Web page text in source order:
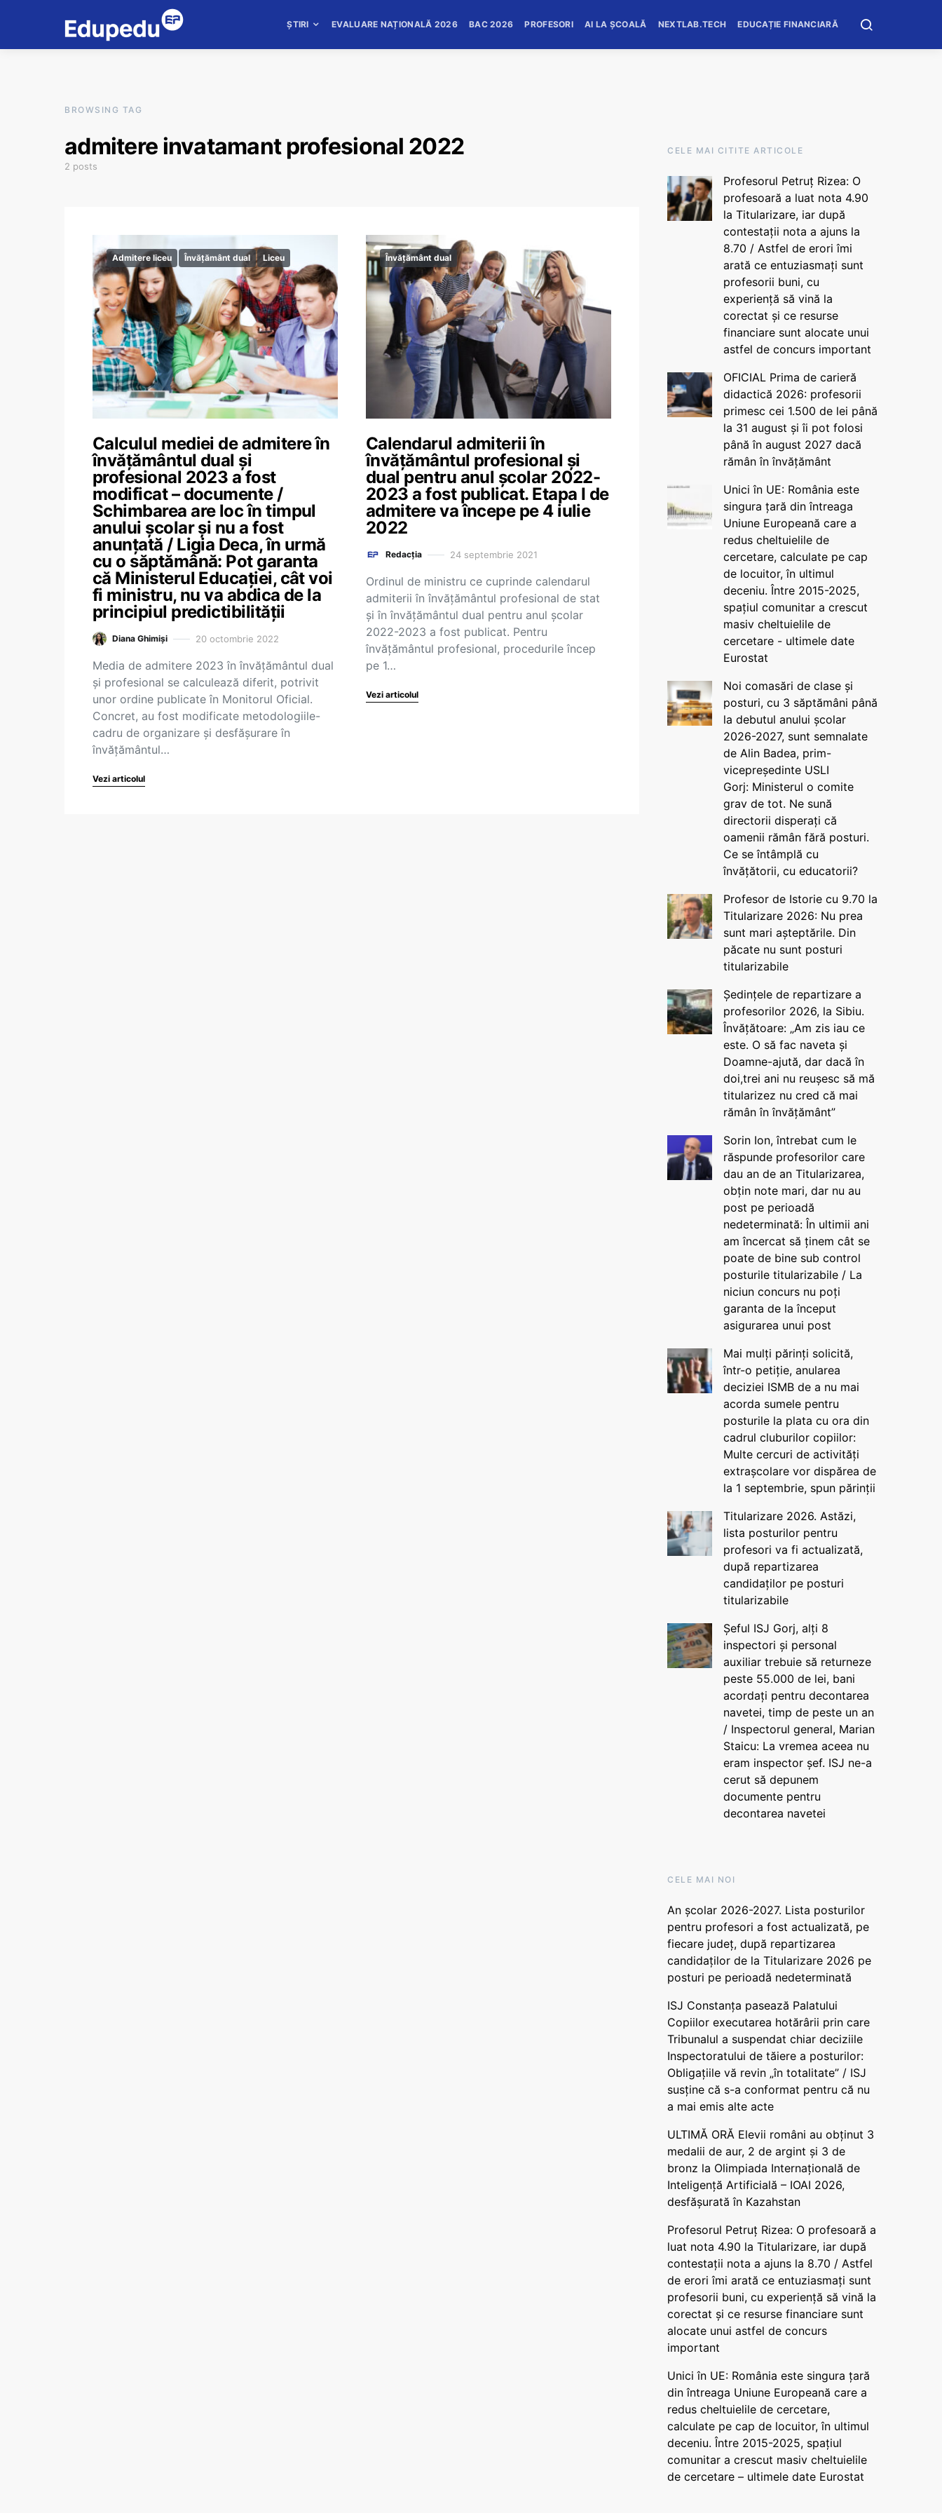
ȘTIRI EVALUARE NAȚIONALĂ 2026 BAC 2026 PROFESORI AI LA ȘCOALĂ NEXTLAB.TECH EDUCAȚIE FINANCIARĂ
BROWSING TAG
admitere invatamant profesional 2022
2 posts
Admitere liceu Învățământ dual Liceu
Calculul mediei de admitere în
învățământul dual și
profesional 2023 a fost
modificat – documente /
Schimbarea are loc în timpul
anului școlar și nu a fost
anunțată / Ligia Deca, în urmă
cu o săptămână: Pot garanta
că Ministerul Educației, cât voi
fi ministru, nu va abdica de la
principiul predictibilității
Diana Ghimiși 20 octombrie 2022
Media de admitere 2023 în învățământul dual
și profesional se calculează diferit, potrivit
unor ordine publicate în Monitorul Oficial.
Concret, au fost modificate metodologiile-
cadru de organizare și desfășurare în
învățământul…
Vezi articolul
Învățământ dual
Calendarul admiterii în
învățământul profesional și
dual pentru anul școlar 2022-
2023 a fost publicat. Etapa I de
admitere va începe pe 4 iulie
2022
Redacția 24 septembrie 2021
Ordinul de ministru ce cuprinde calendarul
admiterii în învățământul profesional de stat
și în învățământul dual pentru anul școlar
2022-2023 a fost publicat. Pentru
învățământul profesional, procedurile încep
pe 1…
Vezi articolul
CELE MAI CITITE ARTICOLE
Profesorul Petruț Rizea: O
profesoară a luat nota 4.90
la Titularizare, iar după
contestații nota a ajuns la
8.70 / Astfel de erori îmi
arată ce entuziasmați sunt
profesorii buni, cu
experiență să vină la
corectat și ce resurse
financiare sunt alocate unui
astfel de concurs important
OFICIAL Prima de carieră
didactică 2026: profesorii
primesc cei 1.500 de lei până
la 31 august și îi pot folosi
până în august 2027 dacă
rămân în învățământ
Unici în UE: România este
singura țară din întreaga
Uniune Europeană care a
redus cheltuielile de
cercetare, calculate pe cap
de locuitor, în ultimul
deceniu. Între 2015-2025,
spațiul comunitar a crescut
masiv cheltuielile de
cercetare - ultimele date
Eurostat
Noi comasări de clase și
posturi, cu 3 săptămâni până
la debutul anului școlar
2026-2027, sunt semnalate
de Alin Badea, prim-
vicepreședinte USLI
Gorj: Ministerul o comite
grav de tot. Ne sună
directorii disperați că
oamenii rămân fără posturi.
Ce se întâmplă cu
învățătorii, cu educatorii?
Profesor de Istorie cu 9.70 la
Titularizare 2026: Nu prea
sunt mari așteptările. Din
păcate nu sunt posturi
titularizabile
Ședințele de repartizare a
profesorilor 2026, la Sibiu.
Învățătoare: „Am zis iau ce
este. O să fac naveta și
Doamne-ajută, dar dacă în
doi,trei ani nu reușesc să mă
titularizez nu cred că mai
rămân în învățământ”
Sorin Ion, întrebat cum le
răspunde profesorilor care
dau an de an Titularizarea,
obțin note mari, dar nu au
post pe perioadă
nedeterminată: În ultimii ani
am încercat să ținem cât se
poate de bine sub control
posturile titularizabile / La
niciun concurs nu poți
garanta de la început
asigurarea unui post
Mai mulți părinți solicită,
într-o petiție, anularea
deciziei ISMB de a nu mai
acorda sumele pentru
posturile la plata cu ora din
cadrul cluburilor copiilor:
Multe cercuri de activități
extrașcolare vor dispărea de
la 1 septembrie, spun părinții
Titularizare 2026. Astăzi,
lista posturilor pentru
profesori va fi actualizată,
după repartizarea
candidaților pe posturi
titularizabile
Șeful ISJ Gorj, alți 8
inspectori și personal
auxiliar trebuie să returneze
peste 55.000 de lei, bani
acordați pentru decontarea
navetei, timp de peste un an
/ Inspectorul general, Marian
Staicu: La vremea aceea nu
eram inspector șef. ISJ ne-a
cerut să depunem
documente pentru
decontarea navetei
CELE MAI NOI
An școlar 2026-2027. Lista posturilor
pentru profesori a fost actualizată, pe
fiecare județ, după repartizarea
candidaților de la Titularizare 2026 pe
posturi pe perioadă nedeterminată
ISJ Constanța pasează Palatului
Copiilor executarea hotărârii prin care
Tribunalul a suspendat chiar deciziile
Inspectoratului de tăiere a posturilor:
Obligațiile vă revin „în totalitate” / ISJ
susține că s-a conformat pentru că nu
a mai emis alte acte
ULTIMĂ ORĂ Elevii români au obținut 3
medalii de aur, 2 de argint și 3 de
bronz la Olimpiada Internațională de
Inteligență Artificială – IOAI 2026,
desfășurată în Kazahstan
Profesorul Petruț Rizea: O profesoară a
luat nota 4.90 la Titularizare, iar după
contestații nota a ajuns la 8.70 / Astfel
de erori îmi arată ce entuziasmați sunt
profesorii buni, cu experiență să vină la
corectat și ce resurse financiare sunt
alocate unui astfel de concurs
important
Unici în UE: România este singura țară
din întreaga Uniune Europeană care a
redus cheltuielile de cercetare,
calculate pe cap de locuitor, în ultimul
deceniu. Între 2015-2025, spațiul
comunitar a crescut masiv cheltuielile
de cercetare – ultimele date Eurostat